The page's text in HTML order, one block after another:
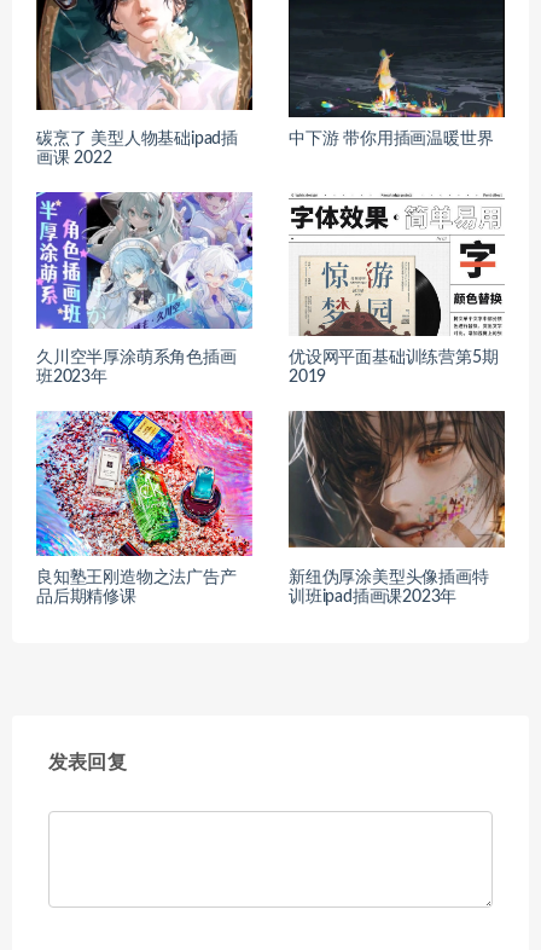
碳烹了 美型人物基础ipad插
画课 2022
中下游 带你用插画温暖世界
久川空半厚涂萌系角色插画
班2023年
优设网平面基础训练营第5期
2019
良知塾王刚造物之法广告产
品后期精修课
新纽伪厚涂美型头像插画特
训班ipad插画课2023年
发表回复